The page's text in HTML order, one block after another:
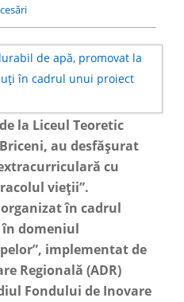
la Liceul Teoretic
au desfășurat
cu
vieții”.
în cadrul
în domeniul
implementat de
Regională (ADR)
Fondului de Inovare